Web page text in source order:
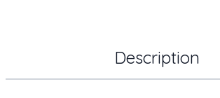
Description